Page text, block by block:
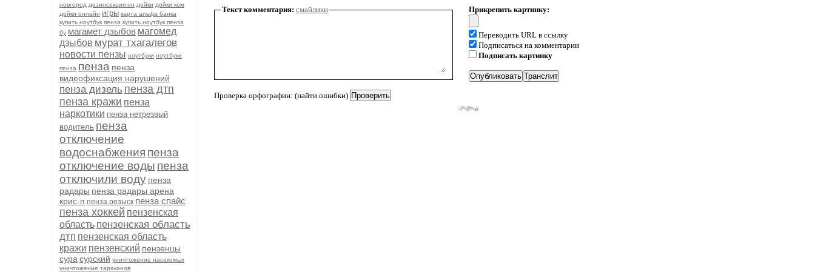
новгород дезинсекция нн дойки дойки ком
дойки онлайн игры карта альфа банка
купить ноутбук пенза купить ноутбук пенза
бу магамет дзыбов магомед
дзыбов мурат тхагалегов
новости пензы ноутбуки ноутбуки
пенза пенза пенза
видеофиксация нарушений
пенза дизель пенза дтп
пенза кражи пенза
наркотики пенза нетрезвый
водитель пенза
отключение
водоснабжения пенза
отключение воды пенза
отключили воду пенза
радары пенза радары арена
крис-п пенза розыск пенза спайс
пенза хоккей пензенская
область пензенская область
дтп пензенская область
кражи пензенский пензенцы
сура сурский уничтожение насекомых
уничтожение тараканов
Текст комментария: смайлики
Проверка орфографии: (найти ошибки)
Прикрепить картинку:
Переводить URL в ссылку
Подписаться на комментарии
Подписать картинку